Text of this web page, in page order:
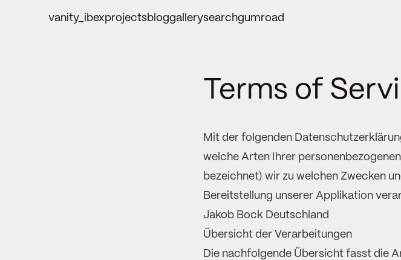
vanity_ibexprojectsbloggallerysearchgumroad
Terms of
Mit der folgenden
welche Arten Ihrer
bezeichnet) wir zu welchen Zwecken
Bereitstellung unserer Applikation
Jakob Bock Deutschland
Übersicht der Verarbeitungen
Die nachfolgende Übersicht fasst die